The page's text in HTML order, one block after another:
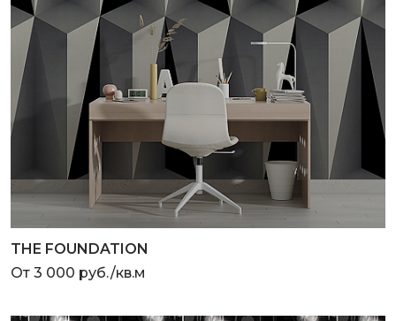
THE FOUNDATION
От 3 000 руб./кв.м